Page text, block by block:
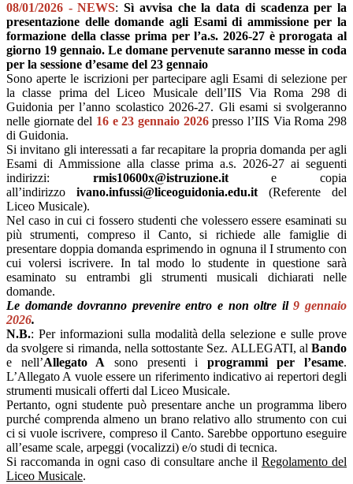
08/01/2026 - NEWS:Sì avvisa che la data di scadenza per la
presentazione delle domande agli Esami di ammissione per la
formazione della classe prima per l’a.s. 2026-27 è prorogata al
giorno 19 gennaio. Le domane pervenute saranno messe in coda
per la sessione d’esame del 23 gennaio
Sono aperte le iscrizioni per partecipare agli Esami di selezione per
la classe prima del Liceo Musicale dell’IIS Via Roma 298 di
Guidonia per l’anno scolastico 2026-27. Gli esami si svolgeranno
nelle giornate del 16 e 23 gennaio 2026 presso l’IIS Via Roma 298
di Guidonia.
Si invitano gli interessati a far recapitare la propria domanda per agli
Esami di Ammissione alla classe prima a.s. 2026-27 ai seguenti
indirizzi:
rmis10600x@istruzione.it
e copia
all’indirizzo
ivano.infussi@liceoguidonia.edu.it
(Referente del
Liceo Musicale).
Nel caso in cui ci fossero studenti che volessero essere esaminati su
più strumenti, compreso il Canto, si richiede alle famiglie di
presentare doppia domanda esprimendo in ognuna il I strumento con
cui volersi iscrivere. In tal modo lo studente in questione sarà
esaminato su entrambi gli strumenti musicali dichiarati nelle
domande.
Le domande dovranno prevenire entro e non oltre il9 gennaio
2026.
N.B.: Per informazioni sulla modalità della selezione e sulle prove
da svolgere si rimanda, nella sottostante Sez. ALLEGATI, al Bando
e nell’Allegato A sono presenti i programmi per l’esame.
L’Allegato A vuole essere un riferimento indicativo ai repertori degli
strumenti musicali offerti dal Liceo Musicale.
Pertanto, ogni studente può presentare anche un programma libero
purché comprenda almeno un brano relativo allo strumento con cui
ci si vuole iscrivere, compreso il Canto. Sarebbe opportuno eseguire
all’esame scale, arpeggi (vocalizzi) e/o studi di tecnica.
Si raccomanda in ogni caso di consultare anche il Regolamento del
Liceo Musicale.